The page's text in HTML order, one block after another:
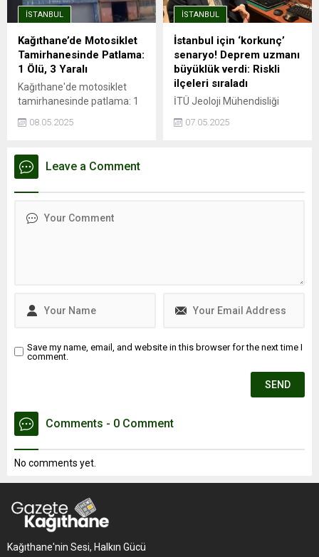
artarak ortalama 26.490
TL’ye yükseldi. Ancak bu
genel artış trendinin aksine,
Kağıthane kiralık ve satılık
konut değer artışında
İstanbul’un en...
aktarma istasyonları ile
entegrasyonu olan ve
İstanbul Havalimanı'na ...
İSTANBUL
Kağıthane’de Motosiklet
Tamirhanesinde Patlama:
1 Ölü, 3 Yaralı
Kağıthane'de motosiklet
tamirhanesinde patlama: 1
esnasında depoda mahsur
kaybettiİSTANBUL - İstanbul
Kağıthane'de motosiklet
meydana geldiği iddia edildi.
08.05.2025
İSTANBUL
İstanbul için ‘korkunç’
senaryo! Deprem uzmanı
büyüklük verdi: Riskli
ilçeleri sıraladı
İTÜ Jeoloji Mühendisliği
Yaltırak, İstanbul’da
07.05.2025
Leave a Comment
Save my name, email, and website in this browser for the next time I
comment.
Comments - 0 Comment
No comments yet.
Kağıthane'nin Sesi, Halkın Gücü